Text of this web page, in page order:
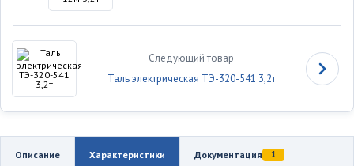
Следующий товар
Таль электрическая ТЭ-320-541 3,2т
Описание Характеристики Документация 1